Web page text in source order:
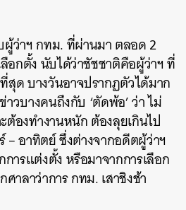
ผู้ว่าฯ กทม. ที่ผ่านมา ตลอด 2
อกตั้ง นับได้ว่าชัชชาติคือผู้ว่าฯ ที่
สุด บางวันอาจปรากฏตัวได้มาก
วบางคนถึงกับ ‘ตัดพ้อ’ ว่า ไม่
ต้องทำงานหนัก ต้องลุยเกินไป
– อาทิตย์ ซึ่งต่างจากอดีตผู้ว่าฯ
ารแต่งตั้ง หรือมาจากการเลือก
าลาว่าการ กทม. เสาชิงช้า